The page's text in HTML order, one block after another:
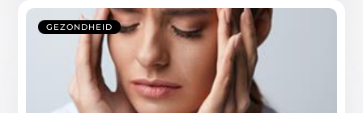
GEZONDHEID